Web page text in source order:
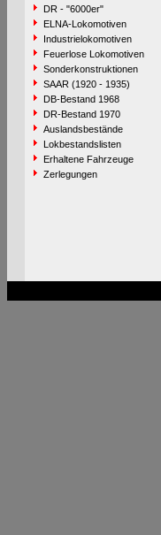
DR - "6000er"
ELNA-Lokomotiven
Industrielokomotiven
Feuerlose Lokomotiven
Sonderkonstruktionen
SAAR (1920 - 1935)
DB-Bestand 1968
DR-Bestand 1970
Auslandsbestände
Lokbestandslisten
Erhaltene Fahrzeuge
Zerlegungen